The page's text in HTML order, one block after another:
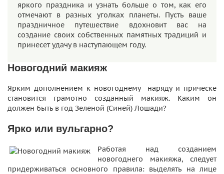
яркого праздника и узнать больше о том, как его
отмечают в разных уголках планеты. Пусть ваше
праздничное путешествие вдохновит вас на
создание своих собственных памятных традиций и
принесет удачу в наступающем году.
Новогодний макияж
Ярким дополнением к новогоднему наряду и прическе
становится грамотно созданный макияж. Каким он
должен быть в год Зеленой (Синей) Лошади?
Ярко или вульгарно?
Работая над созданием
новогоднего макияжа, следует
придерживаться основного правила: выделять на лице